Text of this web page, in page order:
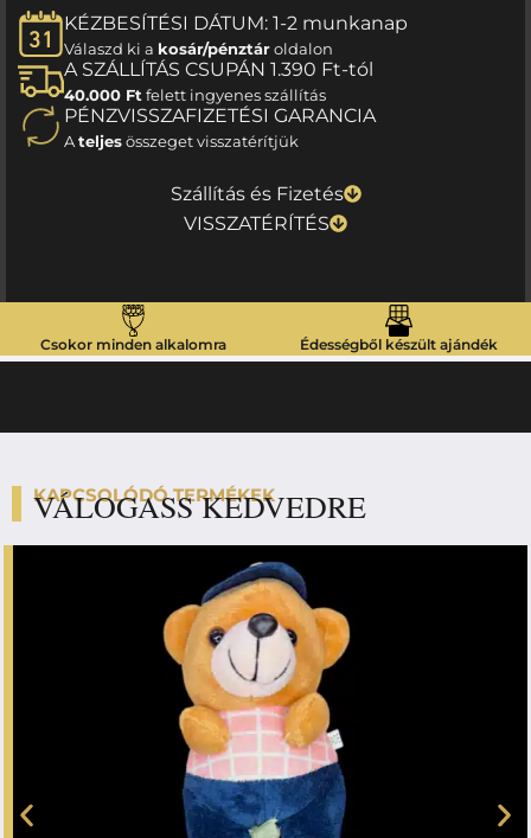
KÉZBESÍTÉSI DÁTUM: 1-2 munkanap
Válaszd ki a kosár/pénztároldalon
A SZÁLLÍTÁS CSUPÁN 1.390 Ft-tól
40.000 Ft felett ingyenes szállítás
PÉNZVISSZAFIZETÉSI GARANCIA
Ateljesösszeget visszatérítjük
Szállítás és Fizetés
VISSZATÉRÍTÉS
Csokor minden alkalomra Édességből készült ajándék
KAPCSOLÓDÓ TERMÉKEK
VÁLOGASS KEDVEDRE